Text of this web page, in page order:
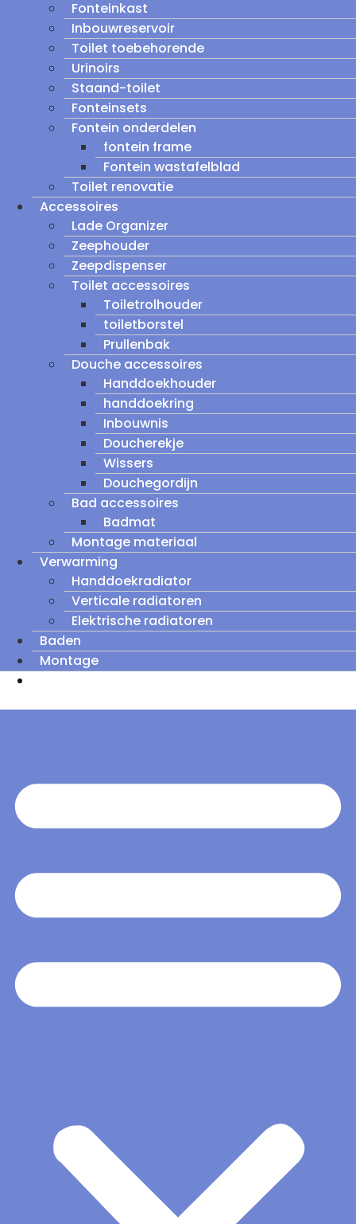
Fonteinkast
Inbouwreservoir
Toilet toebehorende
Urinoirs
Staand-toilet
Fonteinsets
Fontein onderdelen
fontein frame
Fontein wastafelblad
Toilet renovatie
Accessoires
Lade Organizer
Zeephouder
Zeepdispenser
Toilet accessoires
Toiletrolhouder
toiletborstel
Prullenbak
Douche accessoires
Handdoekhouder
handdoekring
Inbouwnis
Doucherekje
Wissers
Douchegordijn
Bad accessoires
Badmat
Montage materiaal
Verwarming
Handdoekradiator
Verticale radiatoren
Elektrische radiatoren
Baden
Montage